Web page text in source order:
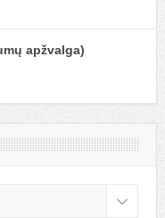
apžvalga)